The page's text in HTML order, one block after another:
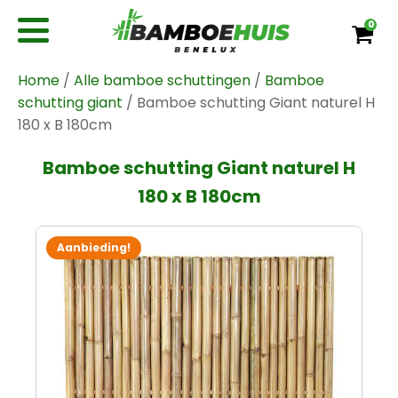
0
Home / Alle bamboe schuttingen / Bamboe
schutting giant / Bamboe schutting Giant naturel H
180 x B 180cm
Bamboe schutting Giant naturel H
180 x B 180cm
Aanbieding!